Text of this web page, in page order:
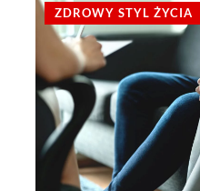
ZDROWY STYL ŻYCIA